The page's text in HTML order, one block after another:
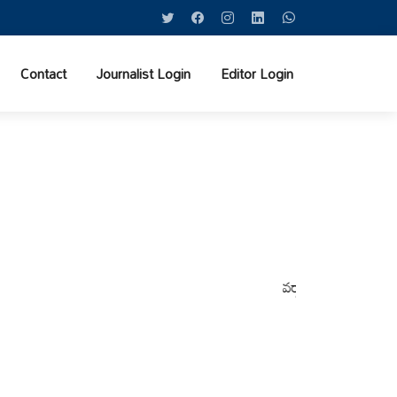
Contact Journalist Login Editor Login
వర్షాల నేపథ్యంలో కోటపల్లి,